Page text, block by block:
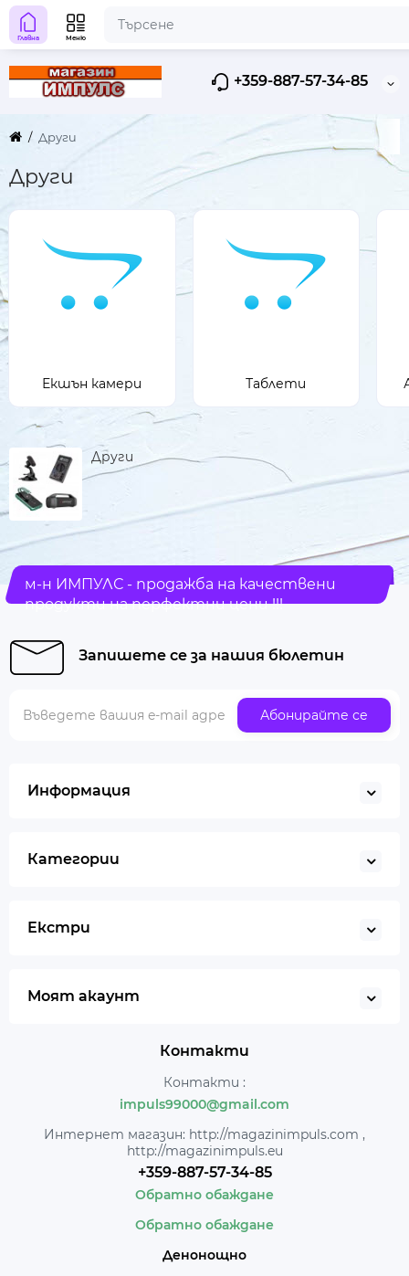
+359-887-57-34-85
Главна Меню
Други
Други
Екшън камери Таблети
Други
м-н ИМПУЛС - продажба на качествени
продукти на перфектни цени !!!
Запишете се за нашия бюлетин
Абонирайте се
Информация
Категории
Екстри
Моят акаунт
Контакти
Контакти :
impuls99000@gmail.com
Интернет магазин: http://magazinimpuls.com ,
http://magazinimpuls.eu
+359-887-57-34-85
Обратно обаждане
Обратно обаждане
Денонощно